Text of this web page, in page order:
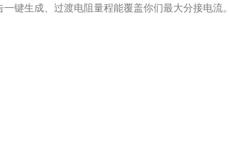
键生成、过渡电阻量程能覆盖你们最大分接电流。